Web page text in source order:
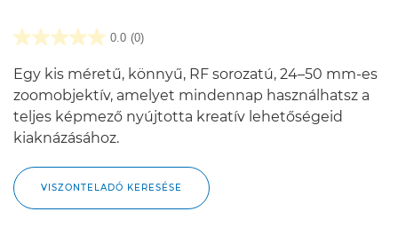
0.0 (0)
Egy kis méretű, könnyű, RF sorozatú, 24–50 mm-es
zoomobjektív, amelyet mindennap használhatsz a
teljes képmező nyújtotta kreatív lehetőségeid
kiaknázásához.
VISZONTELADÓ KERESÉSE